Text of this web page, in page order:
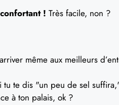
! Très facile, non ?
même aux meilleurs
tu te dis "un peu de sel
à ton palais, ok ?